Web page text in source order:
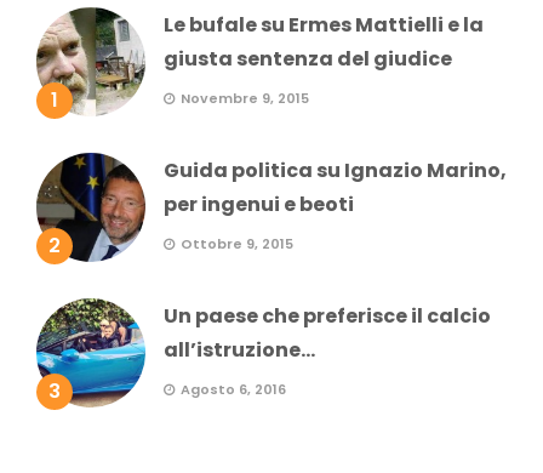
1
Le bufale su Ermes Mattielli e la
giusta sentenza del giudice
Novembre 9, 2015
2
Guida politica su Ignazio Marino,
per ingenui e beoti
Ottobre 9, 2015
3
Un paese che preferisce il calcio
all’istruzione...
Agosto 6, 2016